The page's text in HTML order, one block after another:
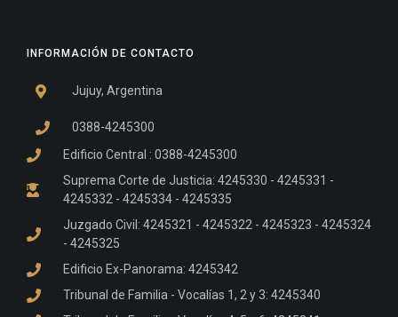
INFORMACIÓN DE CONTACTO
Jujuy, Argentina
0388-4245300
Edificio Central : 0388-4245300
Suprema Corte de Justicia: 4245330 - 4245331 -
4245332 - 4245334 - 4245335
Juzgado Civil: 4245321 - 4245322 - 4245323 - 4245324
- 4245325
Edificio Ex-Panorama: 4245342
Tribunal de Familia - Vocalías 1, 2 y 3: 4245340